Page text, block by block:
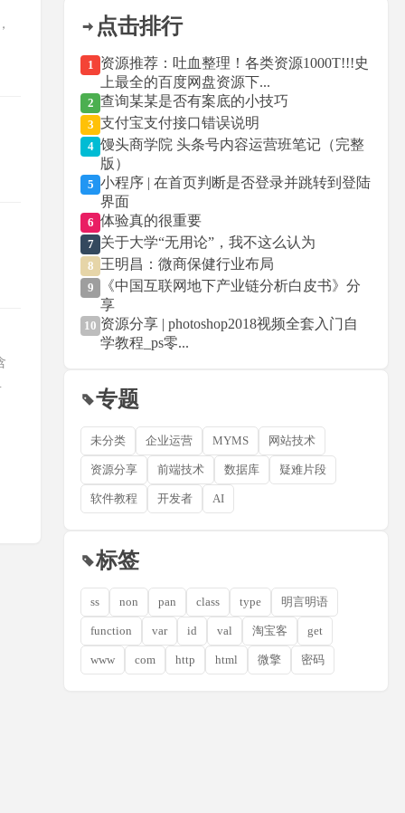
点击排行
1 资源推荐：吐血整理！各类资源1000T!!!史
上最全的百度网盘资源下...
2 查询某某是否有案底的小技巧
3 支付宝支付接口错误说明
4 馒头商学院 头条号内容运营班笔记（完整
版）
5 小程序 | 在首页判断是否登录并跳转到登陆
界面
6 体验真的很重要
7 关于大学“无用论”，我不这么认为
8 王明昌：微商保健行业布局
9
《中国互联网地下产业链分析白皮书》分
享
10 资源分享 | photoshop2018视频全套入门自
学教程_ps零...
专题
未分类 企业运营 MYMS 网站技术
资源分享 前端技术 数据库 疑难片段
软件教程 开发者 AI
标签
ss non pan class type 明言明语
function var id val 淘宝客 get
www com http html 微擎 密码